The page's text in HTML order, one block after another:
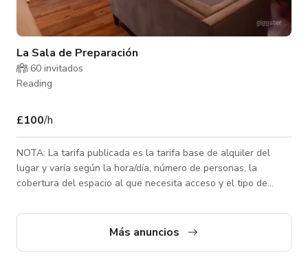
La Sala de Preparación
60 invitados
Reading
£100/h
NOTA: La tarifa publicada es la tarifa base de alquiler del
lugar y varía según la hora/día, número de personas, la
cobertura del espacio al que necesita acceso y el tipo de
tarifas personalizadas. Las novias y novios pueden prepararse
en nuestra sala de preparación para bodas ubicada
Más anuncios